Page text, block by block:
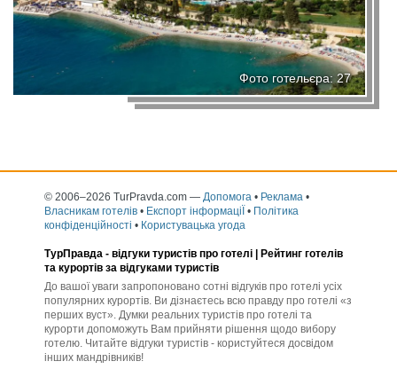
Фото готельєра: 27
© 2006–2026 TurPravda.com — Допомога • Реклама •
Власникам готелів • Експорт інформаціЇ • Політика
конфіденційності • Користувацька угода
ТурПравда - відгуки туристів про готелі | Рейтинг готелів
та курортів за відгуками туристів
До вашої уваги запропоновано сотні відгуків про готелі усіх
популярних курортів. Ви дізнаєтесь всю правду про готелі «з
перших вуст». Думки реальних туристів про готелі та
курорти допоможуть Вам прийняти рішення щодо вибору
готелю. Читайте відгуки туристів - користуйтеся досвідом
інших мандрівників!